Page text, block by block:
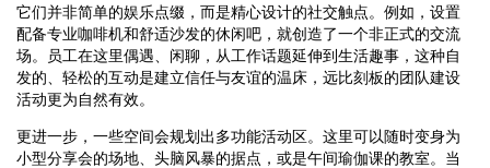
它们并非简单的娱乐点缀，而是精心设计的社交触点。例如，设置
配备专业咖啡机和舒适沙发的休闲吧，就创造了一个非正式的交流
场。员工在这里偶遇、闲聊，从工作话题延伸到生活趣事，这种自
发的、轻松的互动是建立信任与友谊的温床，远比刻板的团队建设
活动更为自然有效。
更进一步，一些空间会规划出多功能活动区。这里可以随时变身为
小型分享会的场地、头脑风暴的据点，或是午间瑜伽课的教室。当